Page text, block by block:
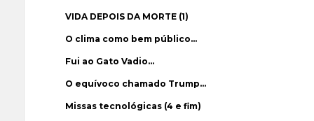
VIDA DEPOIS DA MORTE (1)
O clima como bem público…
Fui ao Gato Vadio…
O equívoco chamado Trump…
Missas tecnológicas (4 e fim)